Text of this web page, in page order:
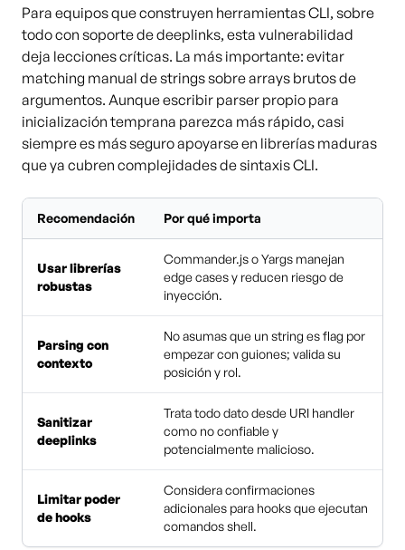
Para equipos que construyen herramientas CLI, sobre
todo con soporte de deeplinks, esta vulnerabilidad
deja lecciones críticas. La más importante: evitar
matching manual de strings sobre arrays brutos de
argumentos. Aunque escribir parser propio para
inicialización temprana parezca más rápido, casi
siempre es más seguro apoyarse en librerías maduras
que ya cubren complejidades de sintaxis CLI.
Recomendación Por qué importa
Usar librerías
robustas
Commander.js o Yargs manejan
edge cases y reducen riesgo de
inyección.
Parsing con
contexto
No asumas que un string es flag por
empezar con guiones; valida su
posición y rol.
Sanitizar
deeplinks
Trata todo dato desde URI handler
como no confiable y
potencialmente malicioso.
Limitar poder
de hooks
Considera confirmaciones
adicionales para hooks que ejecutan
comandos shell.